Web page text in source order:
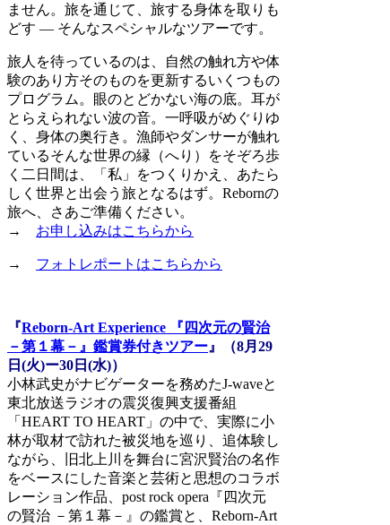
ません。旅を通じて、旅する身体を取りも
どす ― そんなスペシャルなツアーです。
旅人を待っているのは、自然の触れ方や体
験のあり方そのものを更新するいくつもの
プログラム。眼のとどかない海の底。耳が
とらえられない波の音。一呼吸がめぐりゆ
く、身体の奥行き。漁師やダンサーが触れ
ているそんな世界の縁（へり）をそぞろ歩
く二日間は、「私」をつくりかえ、あたら
しく世界と出会う旅となるはず。Rebornの
旅へ、さあご準備ください。
→ お申し込みはこちらから
→ フォトレポートはこちらから
『Reborn-Art Experience 『四次元の賢治
－第１幕－』鑑賞券付きツアー 』（8月29
日(火)ー30日(水)）
小林武史がナビゲーターを務めたJ-waveと
東北放送ラジオの震災復興支援番組
「HEART TO HEART」の中で、実際に小
林が取材で訪れた被災地を巡り、追体験し
ながら、旧北上川を舞台に宮沢賢治の名作
をベースにした音楽と芸術と思想のコラボ
レーション作品、post rock opera『四次元
の賢治 －第１幕－』の鑑賞と、Reborn-Art